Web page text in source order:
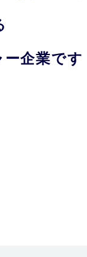
企業です